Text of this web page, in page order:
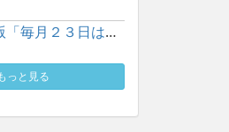
令和７年度版「毎月２３日は子どもといっしょに読書の日」ポスタ...
っと見る